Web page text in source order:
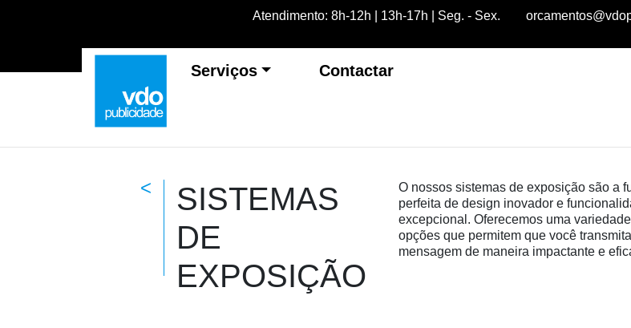
Atendimento: 8h-12h | 13h-17h | Seg. - Sex.
Serviços Contactar
<
SISTEMAS
DE
EXPOSIÇÃO
O nossos sistemas de exposição são a
perfeita de design inovador e
excepcional. Oferecemos uma
opções que permitem que você
mensagem de maneira impactante e